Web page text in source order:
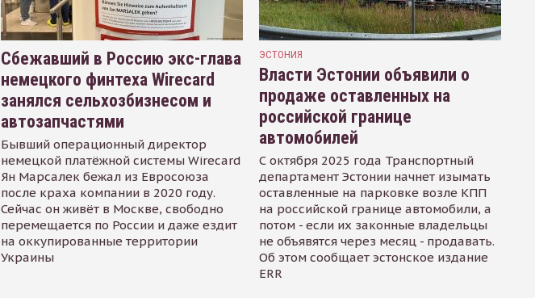
Сбежавший в Россию экс-глава
немецкого финтеха Wirecard
занялся сельхозбизнесом и
автозапчастями
Бывший операционный директор
немецкой платёжной системы Wirecard
Ян Марсалек бежал из Евросоюза
после краха компании в 2020 году.
Сейчас он живёт в Москве, свободно
перемещается по России и даже ездит
на оккупированные территории
Украины
ЭСТОНИЯ
Власти Эстонии объявили о
продаже оставленных на
российской границе
автомобилей
С октября 2025 года Транспортный
департамент Эстонии начнет изымать
оставленные на парковке возле КПП
на российской границе автомобили, а
потом - если их законные владельцы
не объявятся через месяц - продавать.
Об этом сообщает эстонское издание
ERR